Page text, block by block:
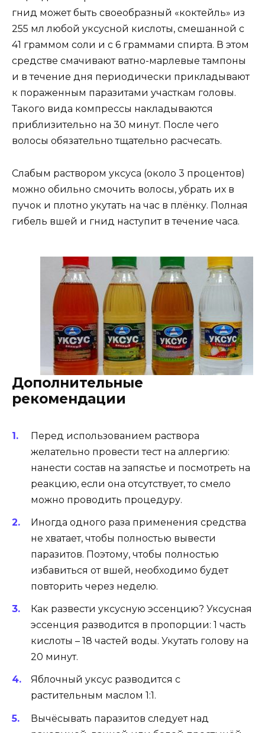
гнид может быть своеобразный «коктейль» из
255 мл любой уксусной кислоты, смешанной с
41 граммом соли и с 6 граммами спирта. В этом
средстве смачивают ватно-марлевые тампоны
и в течение дня периодически прикладывают
к пораженным паразитами участкам головы.
Такого вида компрессы накладываются
приблизительно на 30 минут. После чего
волосы обязательно тщательно расчесать.
Слабым раствором уксуса (около 3 процентов)
можно обильно смочить волосы, убрать их в
пучок и плотно укутать на час в плёнку. Полная
гибель вшей и гнид наступит в течение часа.
Дополнительные
рекомендации
Перед использованием раствора
желательно провести тест на аллергию:
нанести состав на запястье и посмотреть на
реакцию, если она отсутствует, то смело
можно проводить процедуру.
Иногда одного раза применения средства
не хватает, чтобы полностью вывести
паразитов. Поэтому, чтобы полностью
избавиться от вшей, необходимо будет
повторить через неделю.
Как развести уксусную эссенцию? Уксусная
эссенция разводится в пропорции: 1 часть
кислоты – 18 частей воды. Укутать голову на
20 минут.
Яблочный уксус разводится с
растительным маслом 1:1.
Вычёсывать паразитов следует над